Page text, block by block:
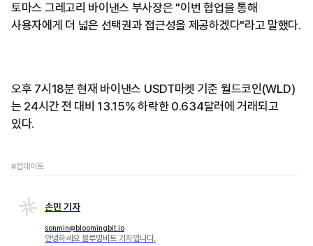
토마스 그레고리 바이낸스 부사장은 "이번 협업을 통해
사용자에게 더 넓은 선택권과 접근성을 제공하겠다"라고 말했다.
오후 7시18분 현재 바이낸스 USDT마켓 기준 월드코인(WLD)
는 24시간 전 대비 13.15% 하락한 0.634달러에 거래되고
있다.
#업데이트
손민 기자
sonmin@bloomingbit.io
안녕하세요 블루밍비트 기자입니다.